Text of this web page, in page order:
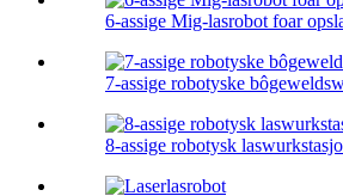
6-assige Mig-lasrobot foar
7-assige robotyske
8-assige robotysk